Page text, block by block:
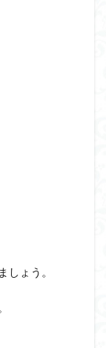
しょう。